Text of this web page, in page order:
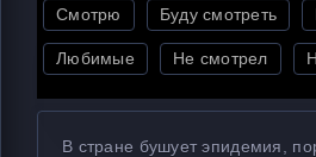
Смотрю Буду смотреть
Любимые Не смотрел
В стране бушует эпидемия,